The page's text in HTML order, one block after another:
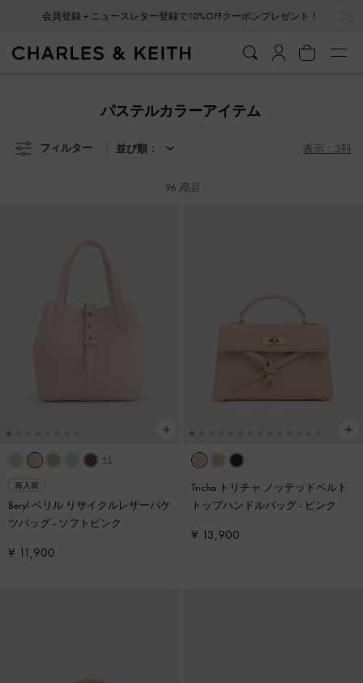
会員登録＋ニュースレター登録で10%OFFクーポンプレゼント！
会員登録＋ニュースレター登録で10%OFFクーポンプレゼント！
パステルカラーアイテム
フィルター 並び順： 表示：3列
96 商品
+1
再入荷
Beryl ベリル リサイクルレザーバケ
ツバッグ- ソフトピンク
¥ 11,900
Tricha トリチャ ノッテッドベルト
トップハンドルバッグ- ピンク
¥ 13,900